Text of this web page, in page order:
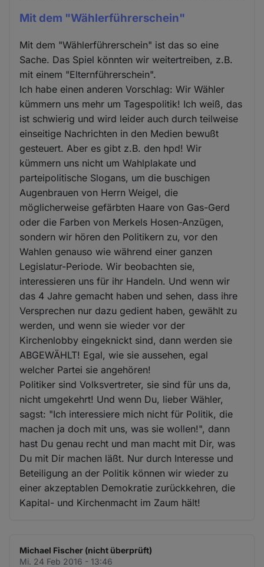
Mit dem "Wählerführerschein"
Mit dem "Wählerführerschein" ist das so eine
Sache. Das Spiel könnten wir weitertreiben, z.B.
mit einem "Elternführerschein".
Ich habe einen anderen Vorschlag: Wir Wähler
kümmern uns mehr um Tagespolitik! Ich weiß, das
ist schwierig und wird leider auch durch teilweise
einseitige Nachrichten in den Medien bewußt
gesteuert. Aber es gibt z.B. den hpd! Wir
kümmern uns nicht um Wahlplakate und
parteipolitische Slogans, um die buschigen
Augenbrauen von Herrn Weigel, die
möglicherweise gefärbten Haare von Gas-Gerd
oder die Farben von Merkels Hosen-Anzügen,
sondern wir hören den Politikern zu, vor den
Wahlen genauso wie während einer ganzen
Legislatur-Periode. Wir beobachten sie,
interessieren uns für ihr Handeln. Und wenn wir
das 4 Jahre gemacht haben und sehen, dass ihre
Versprechen nur dazu gedient haben, gewählt zu
werden, und wenn sie wieder vor der
Kirchenlobby eingeknickt sind, dann werden sie
ABGEWÄHLT! Egal, wie sie aussehen, egal
welcher Partei sie angehören!
Politiker sind Volksvertreter, sie sind für uns da,
nicht umgekehrt! Und wenn Du, lieber Wähler,
sagst: "Ich interessiere mich nicht für Politik, die
machen ja doch mit uns, was sie wollen!", dann
hast Du genau recht und man macht mit Dir, was
Du mit Dir machen läßt. Nur durch Interesse und
Beteiligung an der Politik können wir wieder zu
einer akzeptablen Demokratie zurückkehren, die
Kapital- und Kirchenmacht im Zaum hält!
Michael Fischer (nicht überprüft)
Mi. 24 Feb 2016 - 13:46